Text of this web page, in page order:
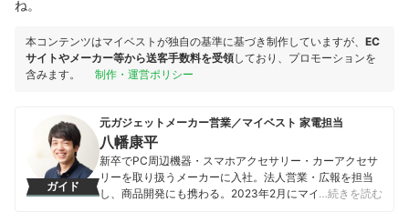
ね。
本コンテンツはマイベストが独自の基準に基づき制作していますが、 EC
サイトやメーカー等から送客手数料を受領しており、プロモーションを
含みます。
制作・運営ポリシー
ガイド
元ガジェットメーカー営業／マイベスト 家電担当
八幡康平
新卒でPC周辺機器・スマホアクセサリー・カーアクセサ
リーを取り扱うメーカーに入社。法人営業・広報を担当
し、商品開発にも携わる。2023年2月にマイベストに入
…続きを読む